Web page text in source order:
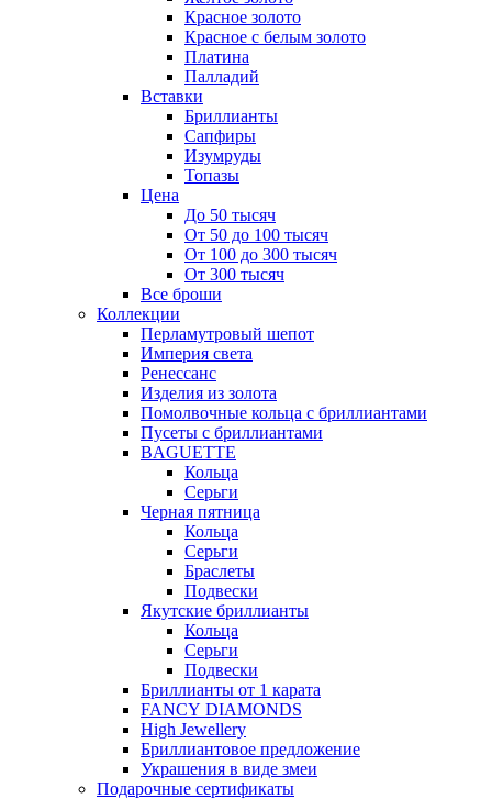
Красное золото
Красное с белым золото
Платина
Палладий
Вставки
Бриллианты
Сапфиры
Изумруды
Топазы
Цена
До 50 тысяч
От 50 до 100 тысяч
От 100 до 300 тысяч
От 300 тысяч
Все броши
Коллекции
Перламутровый шепот
Империя света
Ренессанс
Изделия из золота
Помолвочные кольца с бриллиантами
Пусеты с бриллиантами
BAGUETTE
Кольца
Серьги
Черная пятница
Кольца
Серьги
Браслеты
Подвески
Якутские бриллианты
Кольца
Серьги
Подвески
Бриллианты от 1 карата
FANCY DIAMONDS
High Jewellery
Бриллиантовое предложение
Украшения в виде змеи
Подарочные сертификаты